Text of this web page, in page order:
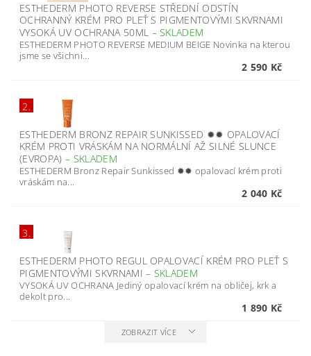
ESTHEDERM PHOTO REVERSE STŘEDNÍ ODSTÍN
OCHRANNÝ KRÉM PRO PLEŤ S PIGMENTOVÝMI SKVRNAMI
VYSOKÁ UV OCHRANA 50ML – SKLADEM
ESTHEDERM PHOTO REVERSE MEDIUM BEIGE Novinka na kterou
jsme se všichni...
2 590 Kč
2.
ESTHEDERM BRONZ REPAIR SUNKISSED ✹✹ OPALOVACÍ
KRÉM PROTI VRÁSKÁM NA NORMÁLNÍ AŽ SILNÉ SLUNCE
(EVROPA)– SKLADEM
ESTHEDERM Bronz Repair Sunkissed ✹✹ opalovací krém proti
vráskám na...
2 040 Kč
3.
ESTHEDERM PHOTO REGUL OPALOVACÍ KRÉM PRO PLEŤ S
PIGMENTOVÝMI SKVRNAMI– SKLADEM
VYSOKÁ UV OCHRANA Jediný opalovací krém na obličej, krk a
dekolt pro...
1 890 Kč
ZOBRAZIT VÍCE